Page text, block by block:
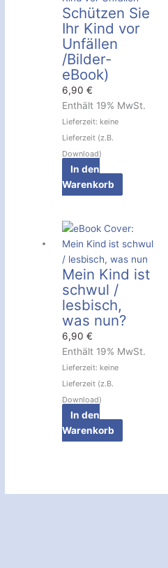
Schützen Sie
Ihr Kind vor
Unfällen
/Bilder-
eBook)
6,90€
Enthält 19% MwSt.
Lieferzeit: keine
Lieferzeit (z.B.
Download)
In den
Warenkorb
Mein Kind ist
schwul /
lesbisch,
was nun?
6,90€
Enthält 19% MwSt.
Lieferzeit: keine
Lieferzeit (z.B.
Download)
In den
Warenkorb